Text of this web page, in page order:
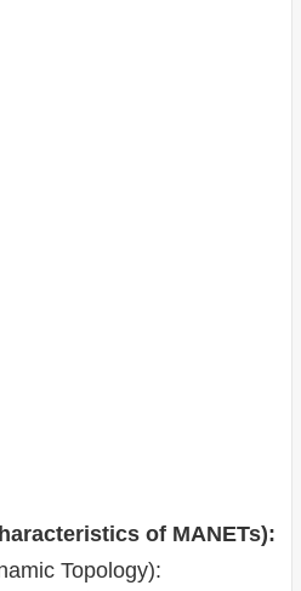
of MANETs):
Topology):